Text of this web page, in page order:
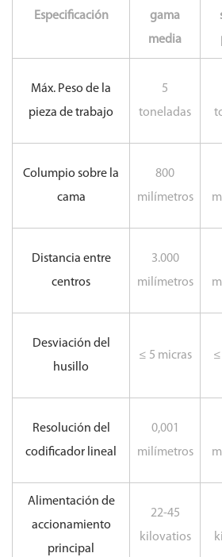
Especificación
gama
media
Máx. Peso de la
pieza de trabajo
5
toneladas
Columpio sobre la
cama
800
milímetros
Distancia entre
centros
3.000
milímetros
Desviación del
husillo
≤ 5 micras
Resolución del
codificador lineal
0,001
milímetros
Alimentación de
accionamiento
principal
22-45
kilovatios